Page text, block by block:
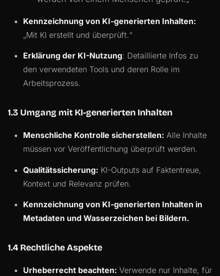
Kennzeichnung von KI-generierten Inhalten:
„Mit KI erstellt und überprüft.“
Erklärung der KI-Nutzung: Detaillierte Infos zu
den verwendeten Tools und deren Rolle im
Arbeitsprozess.
1.3 Umgang mit KI-generierten Inhalten
Menschliche Kontrolle sicherstellen: Alle Inhalte
müssen vor Veröffentlichung überprüft werden.
Qualitätssicherung: KI-Outputs auf Faktentreue,
Kontext und Relevanz prüfen.
Kennzeichnung von KI-generierten Inhalten in
Metadaten und Wasserzeichen bei Bildern.
1.4 Rechtliche Aspekte
Urheberrecht beachten: Verwende nur Inhalte, für